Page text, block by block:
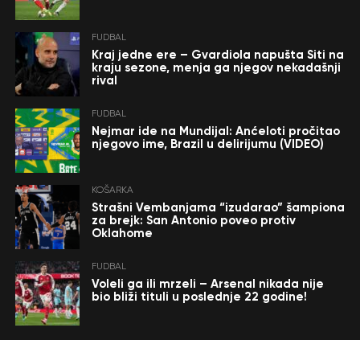
FUDBAL
Kraj jedne ere – Gvardiola napušta Siti na
kraju sezone, menja ga njegov nekadašnji
rival
FUDBAL
Nejmar ide na Mundijal: Anćeloti pročitao
njegovo ime, Brazil u delirijumu (VIDEO)
KOŠARKA
Strašni Vembanjama “izudarao” šampiona
za brejk: San Antonio poveo protiv
Oklahome
FUDBAL
Voleli ga ili mrzeli – Arsenal nikada nije
bio bliži tituli u poslednje 22 godine!